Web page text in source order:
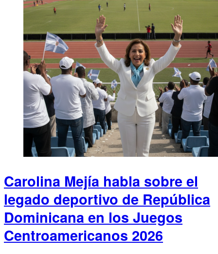
Carolina Mejía habla sobre el
legado deportivo de República
Dominicana en los Juegos
Centroamericanos 2026